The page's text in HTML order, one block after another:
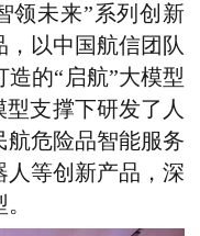
领未来”系列创新
以中国航信团队
的“启航”大模型
支撑下研发了人
航危险品智能服务
人等创新产品，深